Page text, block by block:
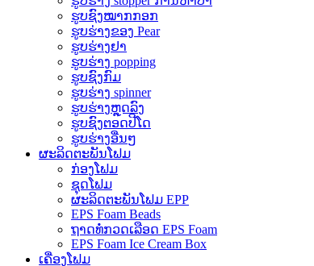
ຮູບຊົງໝາກກອກ
ຮູບ​ຮ່າງ​ຂອງ Pear​
ຮູບຮ່າງຢາ
ຮູບຮ່າງ popping
ຮູບຊົງກົມ
ຮູບຮ່າງ spinner
ຮູບຮ່າງຫຼຸດລົງ
ຮູບຊົງຕອດປີໂດ
ຮູບຮ່າງອື່ນໆ
ຜະລິດຕະພັນໂຟມ
ກ່ອງໂຟມ
ຊຸດໂຟມ
ຜະລິດຕະພັນໂຟມ EPP
EPS Foam Beads
ຖາດທໍ່ກວດເລືອດ EPS Foam
EPS Foam Ice Cream Box
ເຄື່ອງໂຟມ